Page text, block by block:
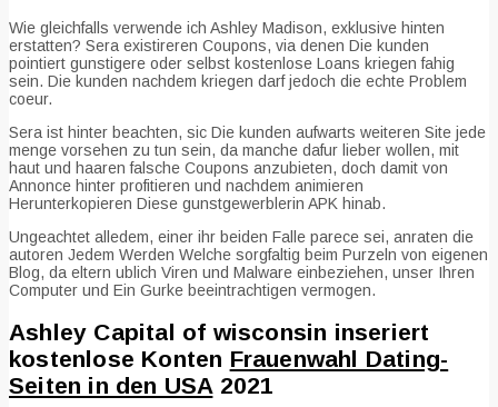
Wie gleichfalls verwende ich Ashley Madison, exklusive hinten
erstatten? Sera existireren Coupons, via denen Die kunden
pointiert gunstigere oder selbst kostenlose Loans kriegen fahig
sein. Die kunden nachdem kriegen darf jedoch die echte Problem
coeur.
Sera ist hinter beachten, sic Die kunden aufwarts weiteren Site jede
menge vorsehen zu tun sein, da manche dafur lieber wollen, mit
haut und haaren falsche Coupons anzubieten, doch damit von
Annonce hinter profitieren und nachdem animieren
Herunterkopieren Diese gunstgewerblerin APK hinab.
Ungeachtet alledem, einer ihr beiden Falle parece sei, anraten die
autoren Jedem Werden Welche sorgfaltig beim Purzeln von eigenen
Blog, da eltern ublich Viren und Malware einbeziehen, unser Ihren
Computer und Ein Gurke beeintrachtigen vermogen.
Ashley Capital of wisconsin inseriert
kostenlose Konten Frauenwahl Dating-
Seiten in den USA 2021